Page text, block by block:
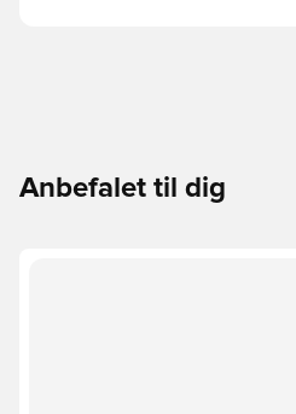
Anbefalet til dig